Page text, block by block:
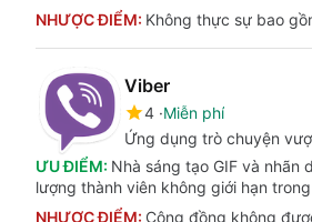
NHƯỢC ĐIỂM: Không thực sự bao
Viber
4 Miễn phí
Ứng dụng trò chuyện
ƯU ĐIỂM: Nhà sáng tạo GIF và nhãn
lượng thành viên không giới hạn
NHƯỢC ĐIỂM: Cộng đồng không